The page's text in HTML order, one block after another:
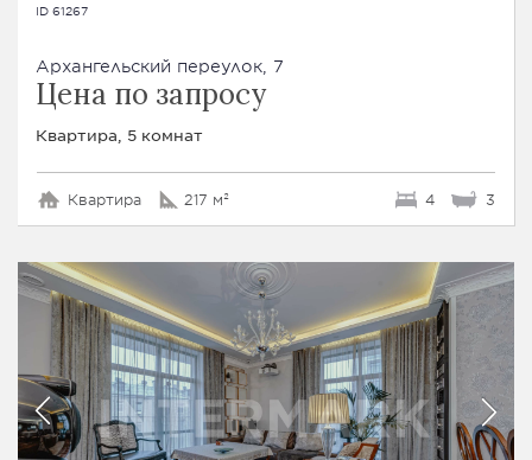
ID 61267
Архангельский переулок, 7
Цена по запросу
Квартира, 5 комнат
Квартира 217 м² 4 3